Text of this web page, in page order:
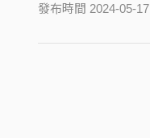
發布時間 2024-05-17